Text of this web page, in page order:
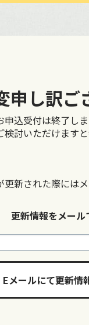
申し訳ご
込受付は終了しま
討いただけますと
新された際には
更新情報をメール